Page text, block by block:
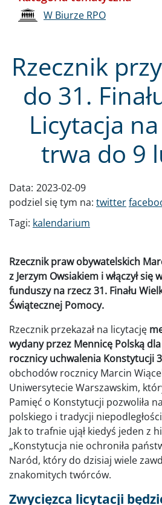
Rzecznik
do 31.
Licytacja
trwa do 9
Data: 2023-02-09
podziel się tym na: twitter
Tagi: kalendarium
Rzecznik praw obywatelskich
z Jerzym Owsiakiem i włączył się
funduszy na rzecz 31. Finału
Świątecznej Pomocy.
Rzecznik przekazał na licytację
wydany przez Mennicę Polską
rocznicy uchwalenia Konstytucji
obchodów rocznicy Marcin
Uniwersytecie Warszawskim,
Pamięć o Konstytucji pozwoliła
polskiego i tradycji
Jak to trafnie ujął kiedyś jeden z
„Konstytucja nie ochroniła
Naród, który do dzisiaj wiele
znakomitych twórców.
Zwycięzca licytacji
W Biurze RPO